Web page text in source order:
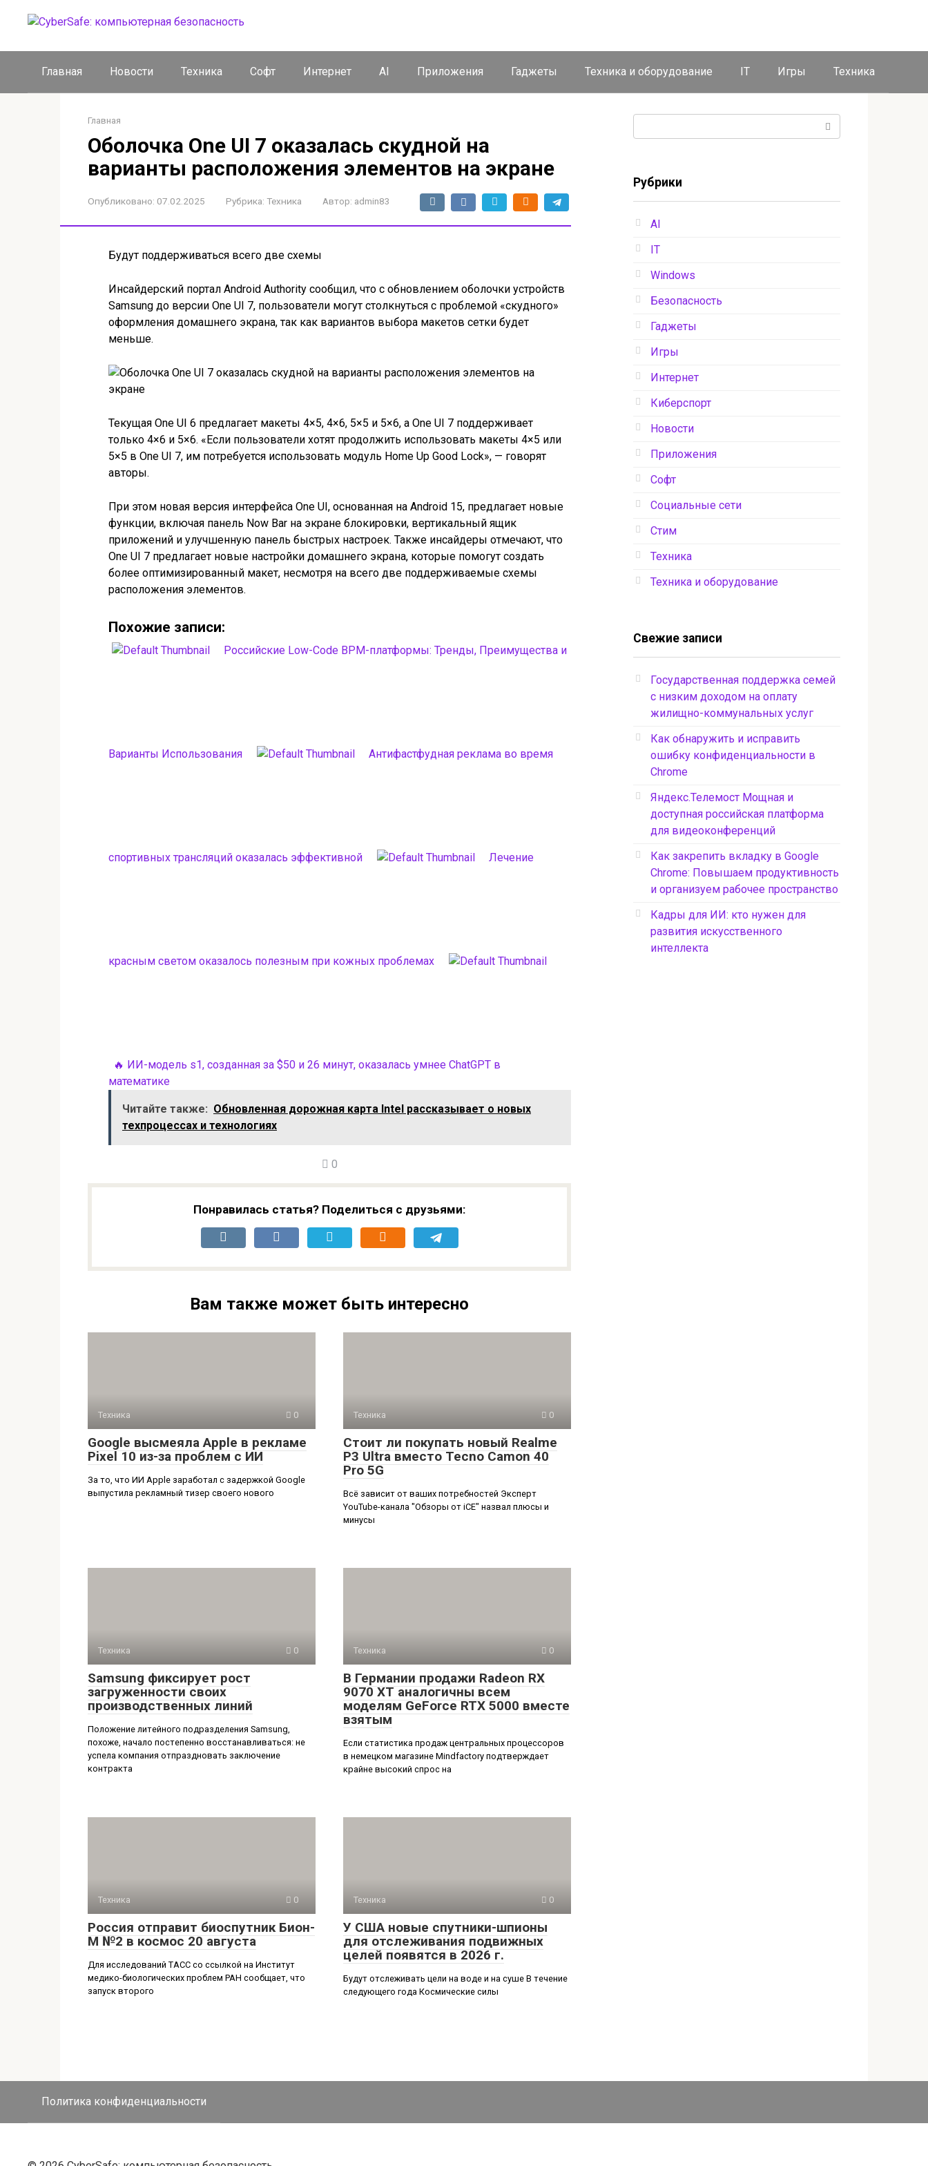
Главная Новости Техника Софт Интернет AI Приложения Гаджеты Техника и оборудование IT Игры Техника
Главная
Оболочка One UI 7 оказалась скудной на
варианты расположения элементов на экране
Опубликовано: 07.02.2025 Рубрика: Техника Автор: admin83
Будут поддерживаться всего две схемы
Инсайдерский портал Android Authority сообщил, что с обновлением оболочки устройств
Samsung до версии One UI 7, пользователи могут столкнуться с проблемой «скудного»
оформления домашнего экрана, так как вариантов выбора макетов сетки будет
меньше.
Текущая One UI 6 предлагает макеты 4×5, 4×6, 5×5 и 5×6, а One UI 7 поддерживает
только 4×6 и 5×6. «Если пользователи хотят продолжить использовать макеты 4×5 или
5×5 в One UI 7, им потребуется использовать модуль Home Up Good Lock», — говорят
авторы.
При этом новая версия интерфейса One UI, основанная на Android 15, предлагает новые
функции, включая панель Now Bar на экране блокировки, вертикальный ящик
приложений и улучшенную панель быстрых настроек. Также инсайдеры отмечают, что
One UI 7 предлагает новые настройки домашнего экрана, которые помогут создать
более оптимизированный макет, несмотря на всего две поддерживаемые схемы
расположения элементов.
Похожие записи:
Российские Low-Code BPM-платформы: Тренды, Преимущества и
Варианты Использования Антифастфудная реклама во время
спортивных трансляций оказалась эффективной Лечение
красным светом оказалось полезным при кожных проблемах
🔥 ИИ-модель s1, созданная за $50 и 26 минут, оказалась умнее ChatGPT в
математике
Читайте также: Обновленная дорожная карта Intel рассказывает о новых
техпроцессах и технологиях
0
Понравилась статья? Поделиться с друзьями:
Вам также может быть интересно
Техника 0
Google высмеяла Apple в рекламе
Pixel 10 из-за проблем с ИИ
За то, что ИИ Apple заработал с задержкой Google
выпустила рекламный тизер своего нового
Техника 0
Стоит ли покупать новый Realme
P3 Ultra вместо Tecno Camon 40
Pro 5G
Всё зависит от ваших потребностей Эксперт
YouTube-канала "Обзоры от iCE" назвал плюсы и
минусы
Техника 0
Samsung фиксирует рост
загруженности своих
производственных линий
Положение литейного подразделения Samsung,
похоже, начало постепенно восстанавливаться: не
успела компания отпраздновать заключение
контракта
Техника 0
В Германии продажи Radeon RX
9070 XT аналогичны всем
моделям GeForce RTX 5000 вместе
взятым
Если статистика продаж центральных процессоров
в немецком магазине Mindfactory подтверждает
крайне высокий спрос на
Техника 0
Россия отправит биоспутник Бион-
М №2 в космос 20 августа
Для исследований ТАСС со ссылкой на Институт
медико-биологических проблем РАН сообщает, что
запуск второго
Техника 0
У США новые спутники-шпионы
для отслеживания подвижных
целей появятся в 2026 г.
Будут отслеживать цели на воде и на суше В течение
следующего года Космические силы
Рубрики
AI
IT
Windows
Безопасность
Гаджеты
Игры
Интернет
Киберспорт
Новости
Приложения
Софт
Социальные сети
Стим
Техника
Техника и оборудование
Свежие записи
Государственная поддержка семей
с низким доходом на оплату
жилищно-коммунальных услуг
Как обнаружить и исправить
ошибку конфиденциальности в
Chrome
Яндекс.Телемост Мощная и
доступная российская платформа
для видеоконференций
Как закрепить вкладку в Google
Chrome: Повышаем продуктивность
и организуем рабочее пространство
Кадры для ИИ: кто нужен для
развития искусственного
интеллекта
Политика конфиденциальности